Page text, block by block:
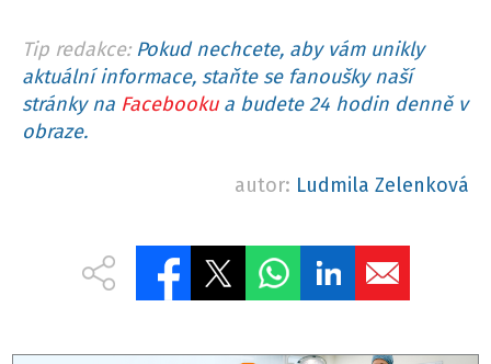
Tip redakce: Pokud nechcete, aby vám unikly
aktuální informace, staňte se fanoušky naší
stránky na Facebookua budete 24 hodin denně v
obraze.
autor: Ludmila Zelenková